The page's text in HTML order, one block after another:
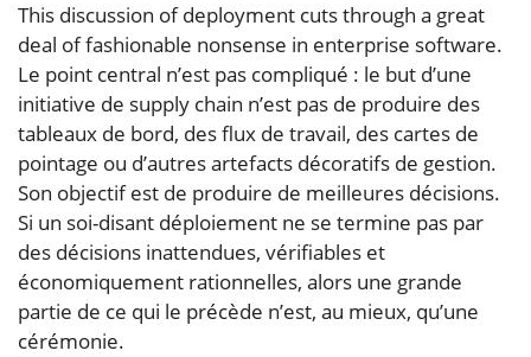
This discussion of deployment cuts through a great
deal of fashionable nonsense in enterprise software.
Le point central n’est pas compliqué : le but d’une
initiative de supply chain n’est pas de produire des
tableaux de bord, des flux de travail, des cartes de
pointage ou d’autres artefacts décoratifs de gestion.
Son objectif est de produire de meilleures décisions.
Si un soi-disant déploiement ne se termine pas par
des décisions inattendues, vérifiables et
économiquement rationnelles, alors une grande
partie de ce qui le précède n’est, au mieux, qu’une
cérémonie.